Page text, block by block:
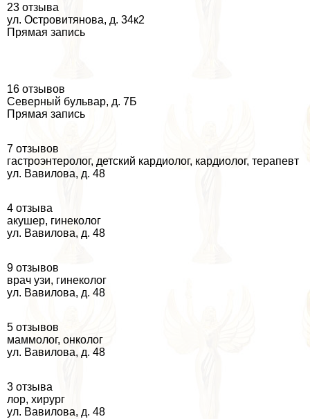
23 отзыва
ул. Островитянова, д. 34к2
Прямая запись
16 отзывов
Северный бульвар, д. 7Б
Прямая запись
7 отзывов
гастроэнтеролог, детский кардиолог, кардиолог, терапевт
ул. Вавилова, д. 48
4 отзыва
акушер, гинеколог
ул. Вавилова, д. 48
9 отзывов
врач узи, гинеколог
ул. Вавилова, д. 48
5 отзывов
маммолог, oнкoлoг
ул. Вавилова, д. 48
3 отзыва
лор, хирург
ул. Вавилова, д. 48